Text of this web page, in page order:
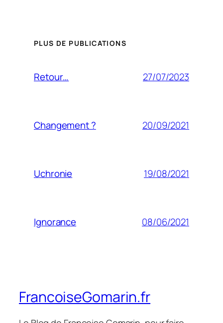
PLUS DE PUBLICATIONS
Retour… 27/07/2023
Changement ? 20/09/2021
Uchronie 19/08/2021
Ignorance 08/06/2021
FrancoiseGomarin.fr